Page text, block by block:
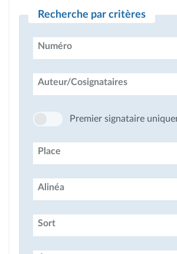
Recherche par critères
Numéro
Auteur/Cosignataires
Premier signataire
Place
Alinéa
Sort